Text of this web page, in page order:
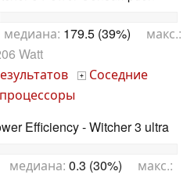
179.5 (39%) макс.:
Watt
+
Соседние
Efficiency - Witcher 3 ultra
медиана: 0.3 (30%) макс.: